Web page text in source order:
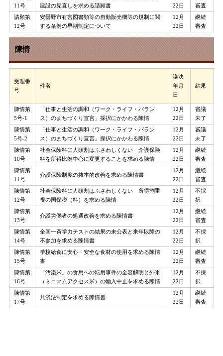
11号
建設の見直しを求める請願書
22日
審査
請願第
12号
安曇野市有害図書類等の自動販売機等の規制に関
する条例の早期制定について
12月
22日
継続
審査
陳情
受理番
号
件名
議決
年月
日
結果
陳情第
5号-1
「仕事と生活の調和（ワーク・ライフ・バラン
ス）のまちづくり宣言」採択にかかわる陳情
12月
22日
審議
未了
陳情第
5号-2
「仕事と生活の調和（ワーク・ライフ・バラン
ス）のまちづくり宣言」採択にかかわる陳情
12月
22日
審議
未了
陳情第
10号
社会保険料に人頭割はふさわしくない 介護保険
料を所得比例中心に変更することを求める陳情
12月
22日
継続
審査
陳情第
11号
介護保険制度の抜本的改善を求める陳情書
12月
22日
継続
審査
陳情第
12号
社会保険料に人頭割はふさわしくない 所得割重
視の国保税（料）を求める陳情
12月
22日
不採
択
陳情第
13号
介護労働者の処遇改善を求める陳情書
12月
22日
継続
審査
陳情第
14号
全国一斉学力テストの結果の未公表と来年以降の
不参加を求める陳情書
12月
22日
不採
択
陳情第
15号
学校給食に安心・安全な食材の使用を求める陳情
書
12月
22日
継続
審査
陳情第
16号
「汚染米」の食用への転用事件の全容解明と外米
（ミニマムアクセス米）の輸入中止を求める陳情
12月
22日
不採
択
陳情第
17号
共済法制定を求める陳情書
12月
22日
継続
審査